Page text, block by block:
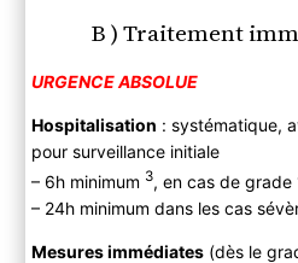
B ) Traitement
URGENCE ABSOLUE
Hospitalisation : systématique,
pour surveillance initiale
– 6h minimum 3, en cas de grade
– 24h minimum dans les cas
Mesures immédiates(dès le